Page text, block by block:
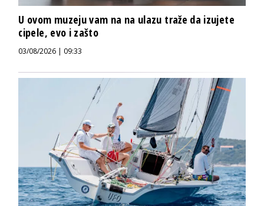
U ovom muzeju vam na na ulazu traže da izujete
cipele, evo i zašto
03/08/2026 | 09:33